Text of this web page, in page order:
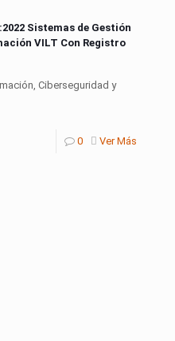
Sistemas de Gestión
VILT Con Registro
Ciberseguridad y
0 Ver Más